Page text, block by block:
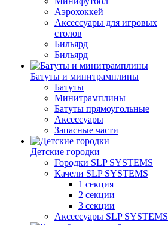
Аэрохоккей
Аксессуары для игровых
столов
Бильяpд
Бильяpд
Батуты и минитрамплины
Батуты
Минитрамплины
Батуты прямоугольные
Аксессуары
Запасные части
Детские городки
Городки SLP SYSTEMS
Качели SLP SYSTEMS
1 секция
2 секции
3 секции
Аксессуары SLP SYSTEMS